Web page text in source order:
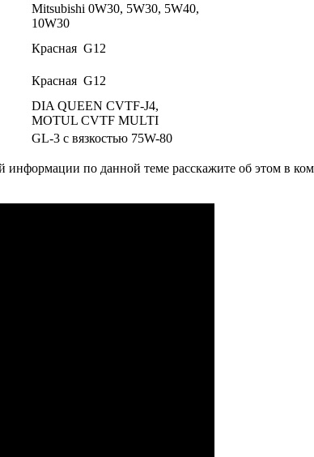
Mitsubishi 0W30, 5W30, 5W40,
10W30
Красная G12
Красная G12
DIA QUEEN CVTF-J4,
MOTUL CVTF MULTI
GL-3 с вязкостью 75W-80
по данной теме расскажите об этом в